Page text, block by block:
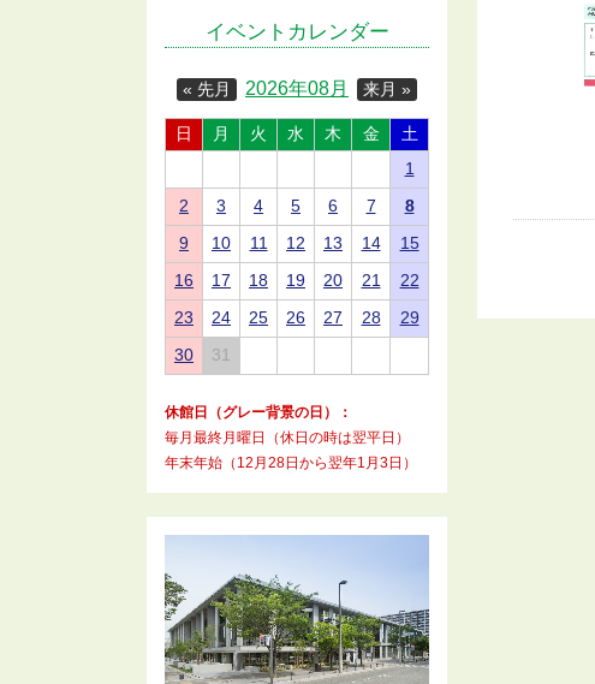
イベントカレンダー
« 先月 来月 »
2026年08月
日 月 火 水 木 金
土
1
2 3 4 5 6 7 8
9 10 11 12 13 14 15
16 17 18 19 20 21 22
23 24 25 26 27 28 29
30 31
休館日（グレー背景の日）：
毎月最終月曜日（休日の時は翌平日）
年末年始（12月28日から翌年1月3日）